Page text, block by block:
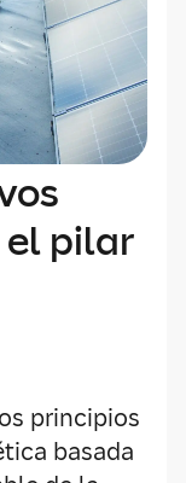
el pilar
principios
basada